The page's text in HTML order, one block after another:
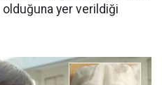
yer verildiği